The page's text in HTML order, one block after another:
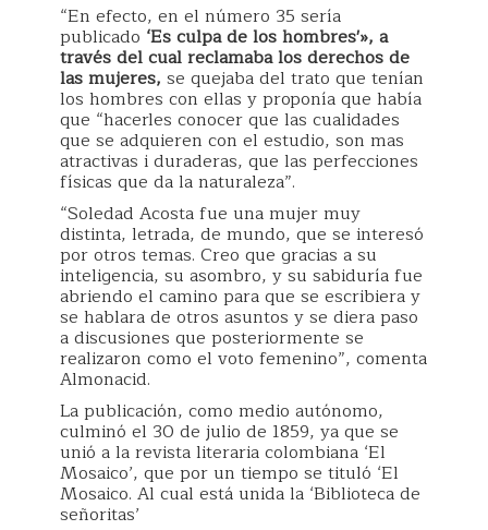
“En efecto, en el número 35 sería
publicado ‘Es culpa de los hombres'», a
través del cual reclamaba los derechos de
las mujeres, se quejaba del trato que tenían
los hombres con ellas y proponía que había
que “hacerles conocer que las cualidades
que se adquieren con el estudio, son mas
atractivas i duraderas, que las perfecciones
físicas que da la naturaleza”.
“Soledad Acosta fue una mujer muy
distinta, letrada, de mundo, que se interesó
por otros temas. Creo que gracias a su
inteligencia, su asombro, y su sabiduría fue
abriendo el camino para que se escribiera y
se hablara de otros asuntos y se diera paso
a discusiones que posteriormente se
realizaron como el voto femenino”, comenta
Almonacid.
La publicación, como medio autónomo,
culminó el 30 de julio de 1859, ya que se
unió a la revista literaria colombiana ‘El
Mosaico’, que por un tiempo se tituló ‘El
Mosaico. Al cual está unida la ‘Biblioteca de
señoritas’